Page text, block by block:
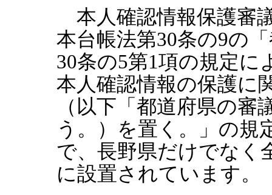
本人確認情報保護審
本台帳法第30条の9の
30条の5第1項の規定に
本人確認情報の保護に
（以下「都道府県の審
う。）を置く。」の規
で、長野県だけでなく
に設置されています。